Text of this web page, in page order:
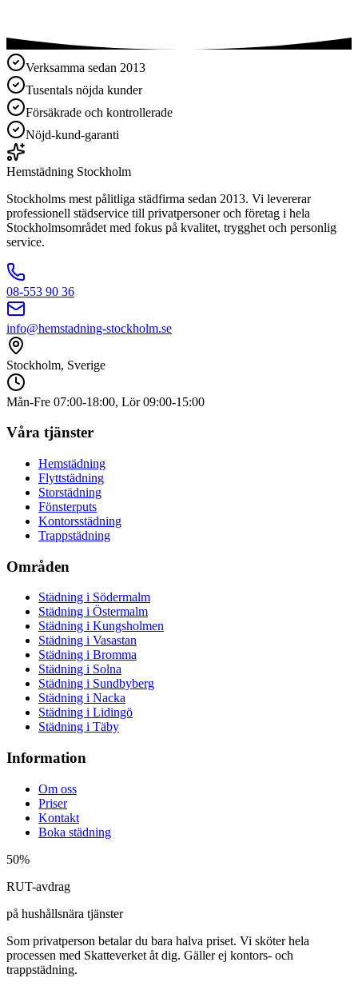
Verksamma sedan 2013
Tusentals nöjda kunder
Försäkrade och kontrollerade
Nöjd-kund-garanti
Hemstädning Stockholm
Stockholms mest pålitliga städfirma sedan 2013. Vi levererar
professionell städservice till privatpersoner och företag i hela
Stockholmsområdet med fokus på kvalitet, trygghet och personlig
service.
08-553 90 36
info@hemstadning-stockholm.se
Stockholm, Sverige
Mån-Fre 07:00-18:00, Lör 09:00-15:00
Våra tjänster
Hemstädning
Flyttstädning
Storstädning
Fönsterputs
Kontorsstädning
Trappstädning
Områden
Städning i Södermalm
Städning i Östermalm
Städning i Kungsholmen
Städning i Vasastan
Städning i Bromma
Städning i Solna
Städning i Sundbyberg
Städning i Nacka
Städning i Lidingö
Städning i Täby
Information
Om oss
Priser
Kontakt
Boka städning
50%
RUT-avdrag
på hushållsnära tjänster
Som privatperson betalar du bara halva priset. Vi sköter hela
processen med Skatteverket åt dig. Gäller ej kontors- och
trappstädning.